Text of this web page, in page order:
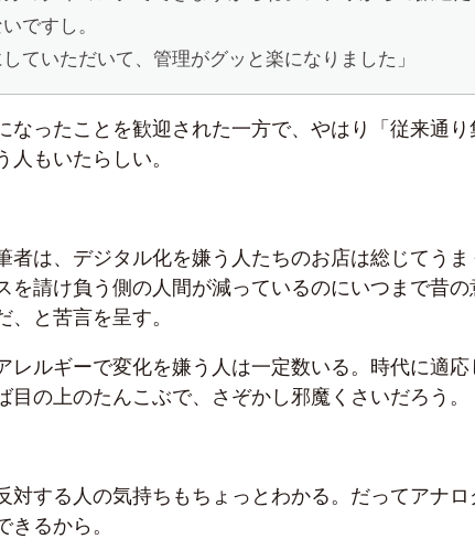
ですし。
ていただいて、管理がグッと楽になりました」
なったことを歓迎された一方で、やはり「従来通り
もいたらしい。
者は、デジタル化を嫌う人たちのお店は総じてうま
を請け負う側の人間が減っているのにいつまで昔の
、と苦言を呈す。
レルギーで変化を嫌う人は一定数いる。時代に適応
目の上のたんこぶで、さぞかし邪魔くさいだろう。
対する人の気持ちもちょっとわかる。だってアナロ
るから。